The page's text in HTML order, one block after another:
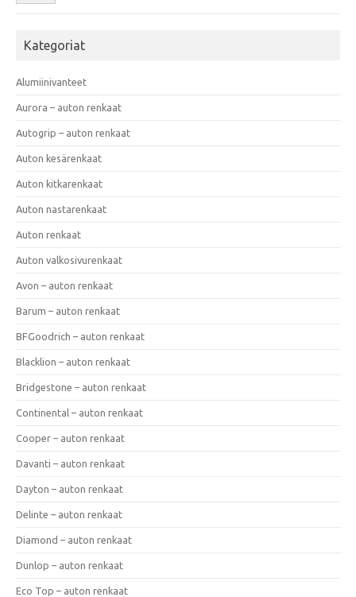
Kategoriat
Alumiinivanteet
Aurora – auton renkaat
Autogrip – auton renkaat
Auton kesärenkaat
Auton kitkarenkaat
Auton nastarenkaat
Auton renkaat
Auton valkosivurenkaat
Avon – auton renkaat
Barum – auton renkaat
BFGoodrich – auton renkaat
Blacklion – auton renkaat
Bridgestone – auton renkaat
Continental – auton renkaat
Cooper – auton renkaat
Davanti – auton renkaat
Dayton – auton renkaat
Delinte – auton renkaat
Diamond – auton renkaat
Dunlop – auton renkaat
Eco Top – auton renkaat